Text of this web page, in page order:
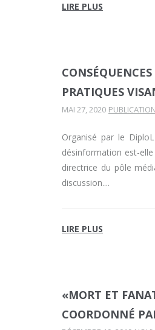
LIRE PLUS
PRATIQUES
MAI 27, 2020
Organisé par le
désinformation est-
directrice du pôle
discussion.
LIRE PLUS
«MORT ET
COORDONNÉ